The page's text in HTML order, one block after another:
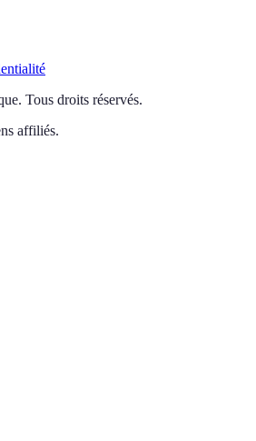
. Tous droits réservés.
affiliés.